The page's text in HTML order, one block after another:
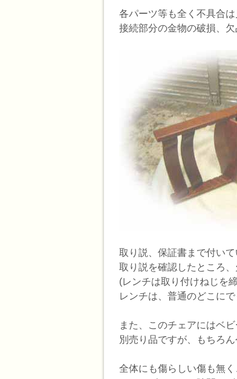
各パーツ等も全く不具合は
接続部分の金物の破損、欠
取り説、保証書まで付いて
取り説を確認したところ
(レンチは取り付けねじを
レンチは、普通のどこに
また、このチェアにはベ
別売り品ですが、もちろ
全体にも傷らしい傷も無